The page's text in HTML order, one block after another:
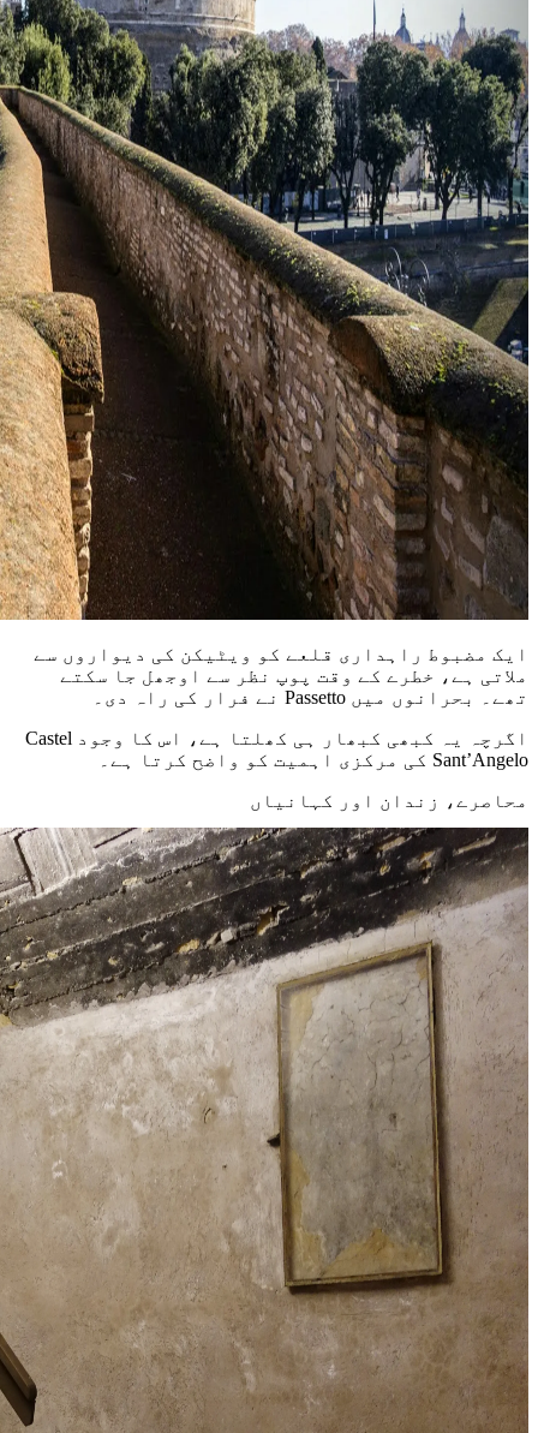
ایک مضبوط راہداری قلعے کو ویٹیکن کی دیواروں سے
ملاتی ہے، خطرے کے وقت پوپ نظر سے اوجھل جا سکتے
تھے۔ بحرانوں میں Passetto نے فرار کی راہ دی۔
اگرچہ یہ کبھی کبھار ہی کھلتا ہے، اس کا وجود Castel
Sant’Angelo کی مرکزی اہمیت کو واضح کرتا ہے۔
محاصرے، زندان اور کہانیاں